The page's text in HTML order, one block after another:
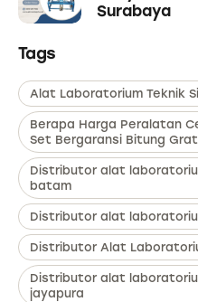
Surabaya
Tags
Alat Laboratorium Teknik
Berapa Harga Peralatan
Set Bergaransi Bitung
Distributor alat
batam
Distributor alat
Distributor Alat
Distributor alat
jayapura